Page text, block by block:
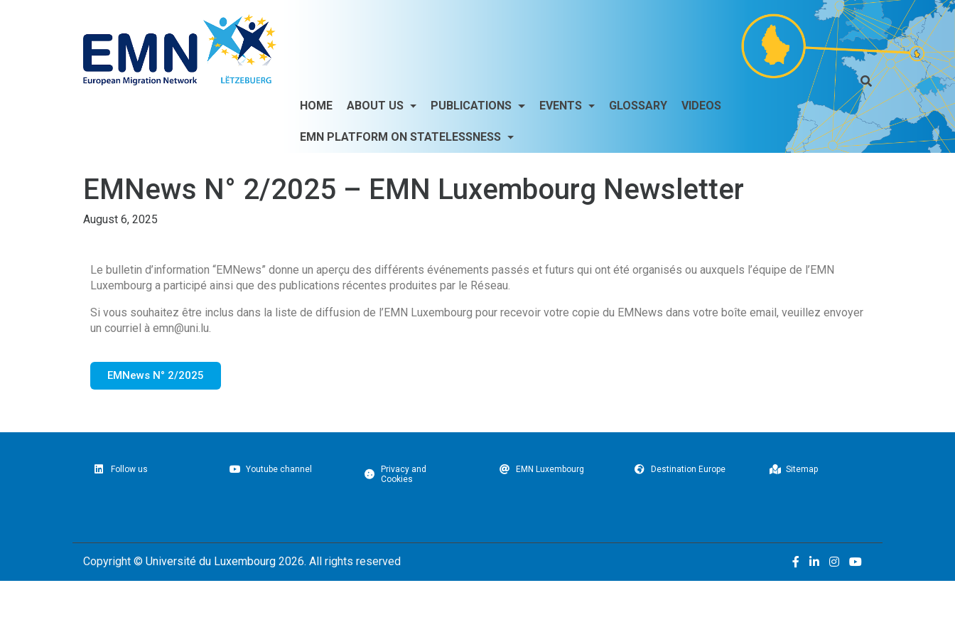
HOME ABOUT US PUBLICATIONS EVENTS GLOSSARY VIDEOS
EMN PLATFORM ON STATELESSNESS
EMNews N° 2/2025 – EMN Luxembourg Newsletter
August 6, 2025
Le bulletin d’information “EMNews” donne un aperçu des différents événements passés et futurs qui ont été organisés ou auxquels l’équipe de l’EMN
Luxembourg a participé ainsi que des publications récentes produites par le Réseau.
Si vous souhaitez être inclus dans la liste de diffusion de l’EMN Luxembourg pour recevoir votre copie du EMNews dans votre boîte email, veuillez envoyer
un courriel à emn@uni.lu.
EMNews N° 2/2025
Follow us Youtube channel
Privacy and
Cookies
EMN Luxembourg Destination Europe Sitemap
Copyright © Université du Luxembourg 2026. All rights reserved